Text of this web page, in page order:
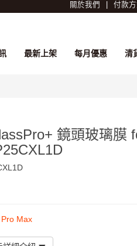
關於我們 付款
清
每月優惠
最新上架
鏡頭玻璃膜
Max